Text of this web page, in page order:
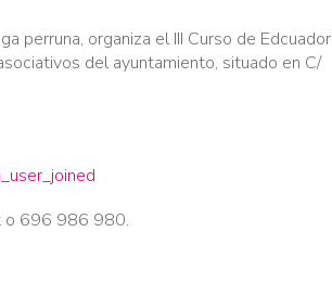
perruna, organiza el III Curso de Edcuador
del ayuntamiento, situado en C/
o 696 986 980.